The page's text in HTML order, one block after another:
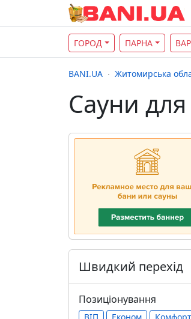
ГОРОД ПАРНА
BANI.UA Житомирська
Сауни для
Швидкий перехід
Позиціонування